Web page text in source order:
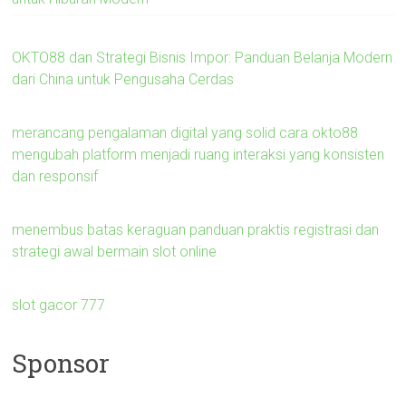
OKTO88 dan Strategi Bisnis Impor: Panduan Belanja Modern
dari China untuk Pengusaha Cerdas
merancang pengalaman digital yang solid cara okto88
mengubah platform menjadi ruang interaksi yang konsisten
dan responsif
menembus batas keraguan panduan praktis registrasi dan
strategi awal bermain slot online
slot gacor 777
Sponsor